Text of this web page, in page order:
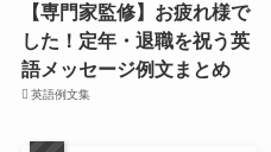
【専門家監修】お疲れ様で
した！定年・退職を祝う英
語メッセージ例文まとめ
英語例文集